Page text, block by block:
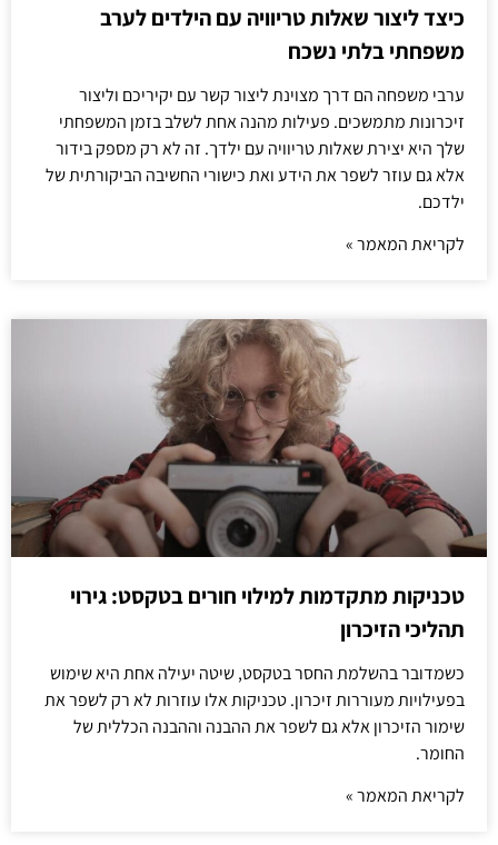
כיצד ליצור שאלות טריוויה עם הילדים לערב
משפחתי בלתי נשכח
ערבי משפחה הם דרך מצוינת ליצור קשר עם יקיריכם וליצור
זיכרונות מתמשכים. פעילות מהנה אחת לשלב בזמן המשפחתי
שלך היא יצירת שאלות טריוויה עם ילדך. זה לא רק מספק בידור
אלא גם עוזר לשפר את הידע ואת כישורי החשיבה הביקורתית של
ילדכם.
לקריאת המאמר »
טכניקות מתקדמות למילוי חורים בטקסט: גירוי
תהליכי הזיכרון
כשמדובר בהשלמת החסר בטקסט, שיטה יעילה אחת היא שימוש
בפעילויות מעוררות זיכרון. טכניקות אלו עוזרות לא רק לשפר את
שימור הזיכרון אלא גם לשפר את ההבנה וההבנה הכללית של
החומר.
לקריאת המאמר »